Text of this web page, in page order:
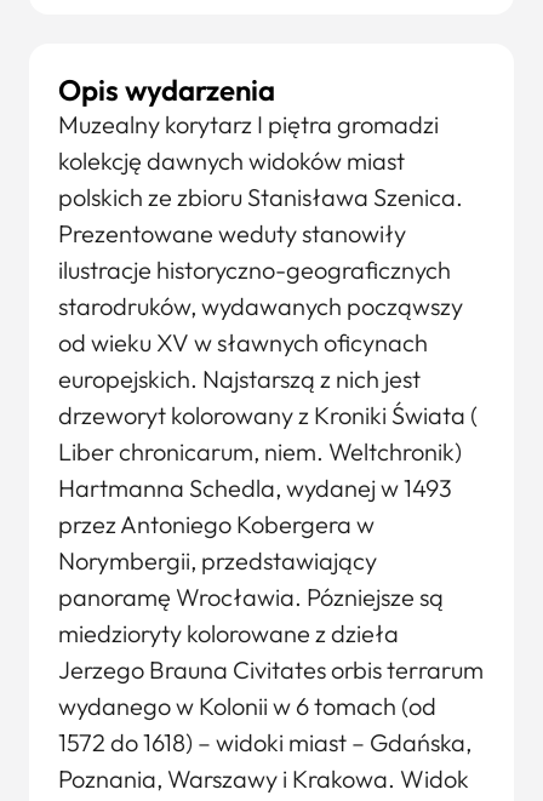
Opis wydarzenia
Muzealny korytarz I piętra gromadzi
kolekcję dawnych widoków miast
polskich ze zbioru Stanisława Szenica.
Prezentowane weduty stanowiły
ilustracje historyczno-geograficznych
starodruków, wydawanych począwszy
od wieku XV w sławnych oficynach
europejskich. Najstarszą z nich jest
drzeworyt kolorowany z Kroniki Świata (
Liber chronicarum, niem. Weltchronik)
Hartmanna Schedla, wydanej w 1493
przez Antoniego Kobergera w
Norymbergii, przedstawiający
panoramę Wrocławia. Pózniejsze są
miedzioryty kolorowane z dzieła
Jerzego Brauna Civitates orbis terrarum
wydanego w Kolonii w 6 tomach (od
1572 do 1618) – widoki miast – Gdańska,
Poznania, Warszawy i Krakowa. Widok